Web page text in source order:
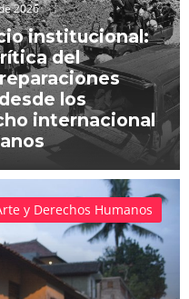
2026
institucional:
del
los
internacional
y Derechos Humanos